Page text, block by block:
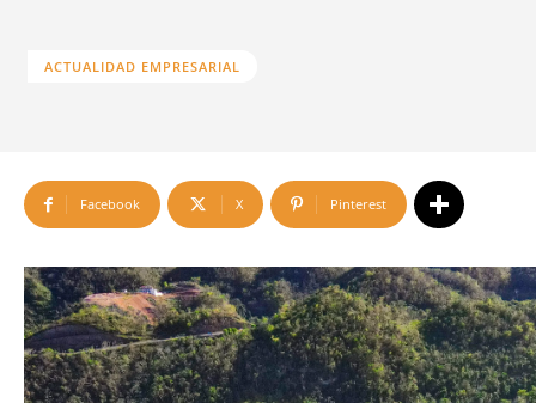
ACTUALIDAD EMPRESARIAL
Facebook X Pinterest